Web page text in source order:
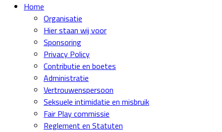
Home
Organisatie
Hier staan wij voor
Sponsoring
Privacy Policy
Contributie en boetes
Administratie
Vertrouwenspersoon
Seksuele intimidatie en misbruik
Fair Play commissie
Reglement en Statuten